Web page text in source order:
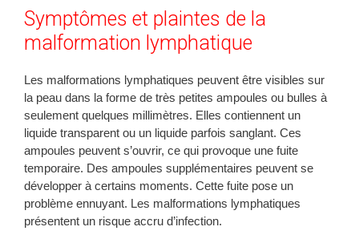
Symptômes et plaintes de la
malformation lymphatique
Les malformations lymphatiques peuvent être visibles sur
la peau dans la forme de très petites ampoules ou bulles à
seulement quelques millimètres. Elles contiennent un
liquide transparent ou un liquide parfois sanglant. Ces
ampoules peuvent s’ouvrir, ce qui provoque une fuite
temporaire. Des ampoules supplémentaires peuvent se
développer à certains moments. Cette fuite pose un
problème ennuyant. Les malformations lymphatiques
présentent un risque accru d’infection.